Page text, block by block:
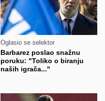
Oglasio se selektor
Barbarez poslao snažnu
poruku: "Toliko o biranju
naših igrača..."